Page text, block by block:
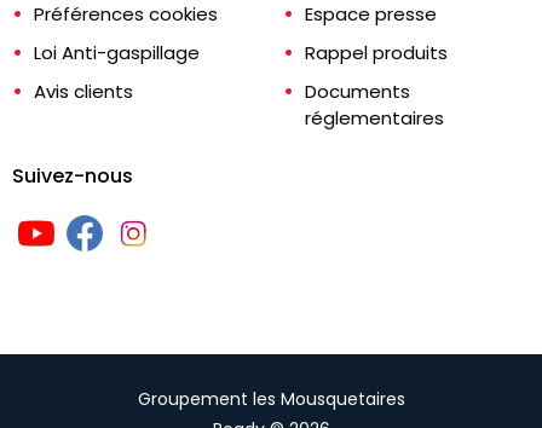
Préférences cookies
Loi Anti-gaspillage
Avis clients
Espace presse
Rappel produits
Documents
réglementaires
Suivez-nous
Groupement les Mousquetaires